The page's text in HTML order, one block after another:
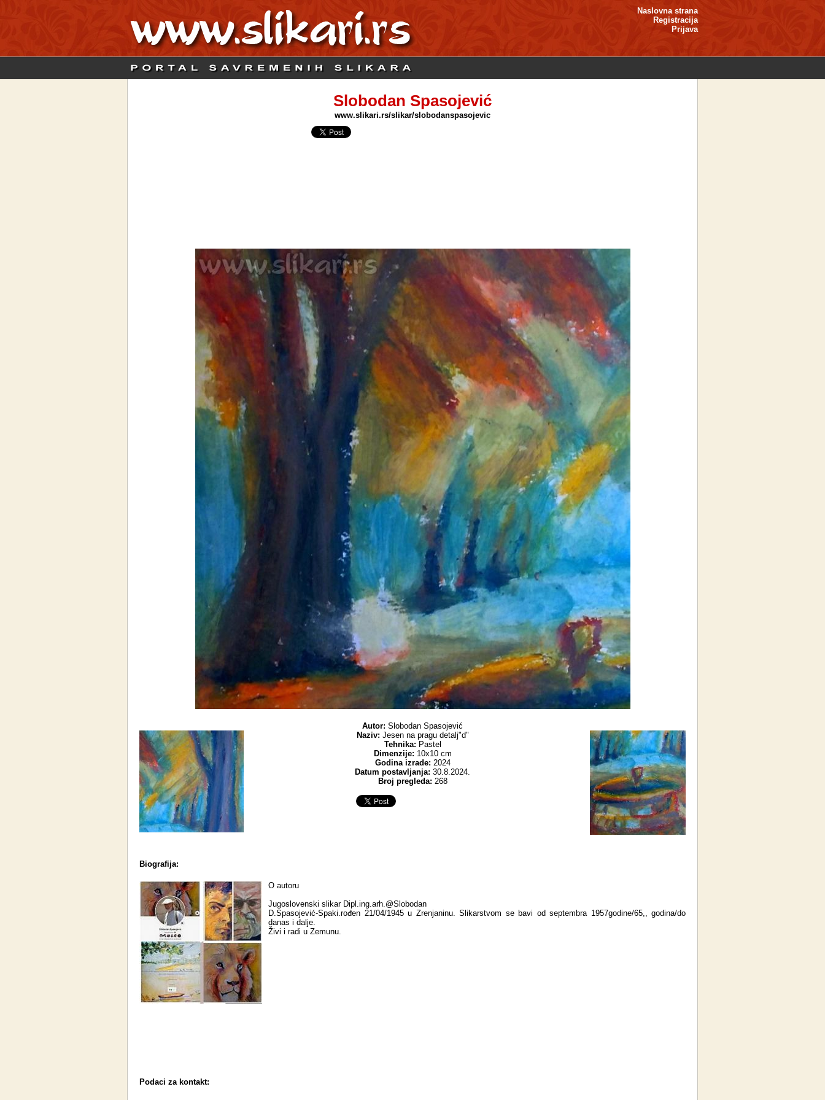
Naslovna strana
Registracija
Prijava
Slobodan Spasojević
www.slikari.rs/slikar/slobodanspasojevic
Autor: Slobodan Spasojević
Naziv: Jesen na pragu detalj"d"
Tehnika: Pastel
Dimenzije: 10x10 cm
Godina izrade: 2024
Datum postavljanja: 30.8.2024.
Broj pregleda: 268
Biografija:
O autoru
Jugoslovenski slikar Dipl.ing.arh.@Slobodan
D.Spasojević-Spaki.rođen 21/04/1945 u Zrenjaninu. Slikarstvom se bavi od septembra 1957godine/65,, godina/do
danas i dalje.
Živi i radi u Zemunu.
Podaci za kontakt: